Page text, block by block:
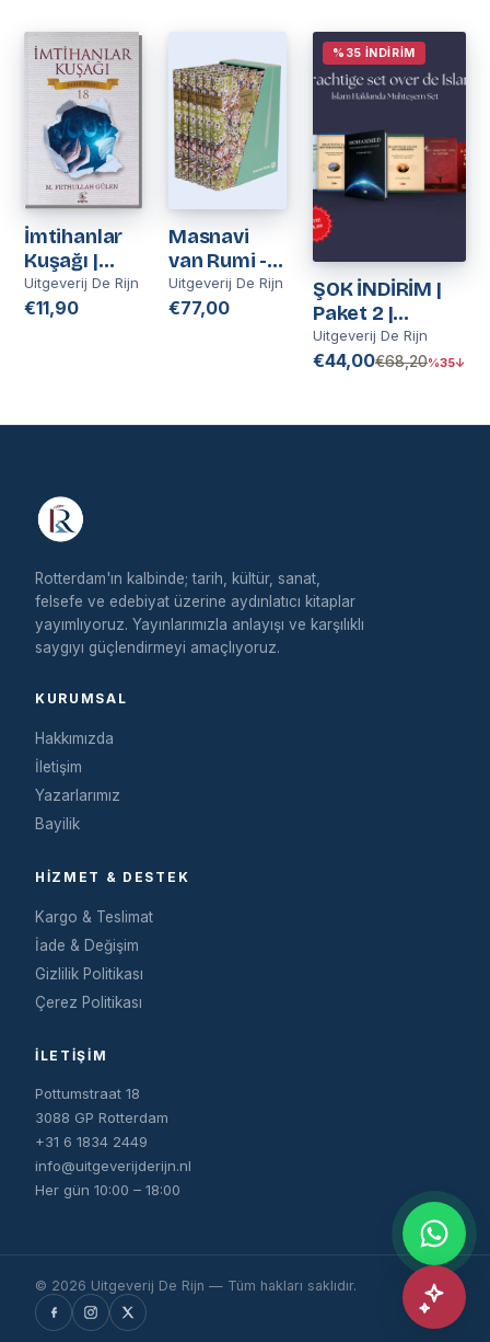
İmtihanlar
Kuşağı |
Kırık Testi 18
| M
Uitgeverij De Rijn
€11,90
Masnavi
van Rumi -
Nederlands
Uitgeverij De Rijn
€77,00
%35 İNDIRIM
ŞOK İNDİRİM |
Paket 2 |
Nederlands
Uitgeverij De Rijn
€44,00€68,20%35↓
Rotterdam'ın kalbinde; tarih, kültür, sanat,
felsefe ve edebiyat üzerine aydınlatıcı kitaplar
yayımlıyoruz. Yayınlarımızla anlayışı ve karşılıklı
saygıyı güçlendirmeyi amaçlıyoruz.
KURUMSAL
Hakkımızda
İletişim
Yazarlarımız
Bayilik
HIZMET & DESTEK
Kargo & Teslimat
İade & Değişim
Gizlilik Politikası
Çerez Politikası
İLETIŞIM
Pottumstraat 18
3088 GP Rotterdam
+31 6 1834 2449
info@uitgeverijderijn.nl
Her gün 10:00 – 18:00
© 2026 Uitgeverij De Rijn — Tüm hakları saklıdır.